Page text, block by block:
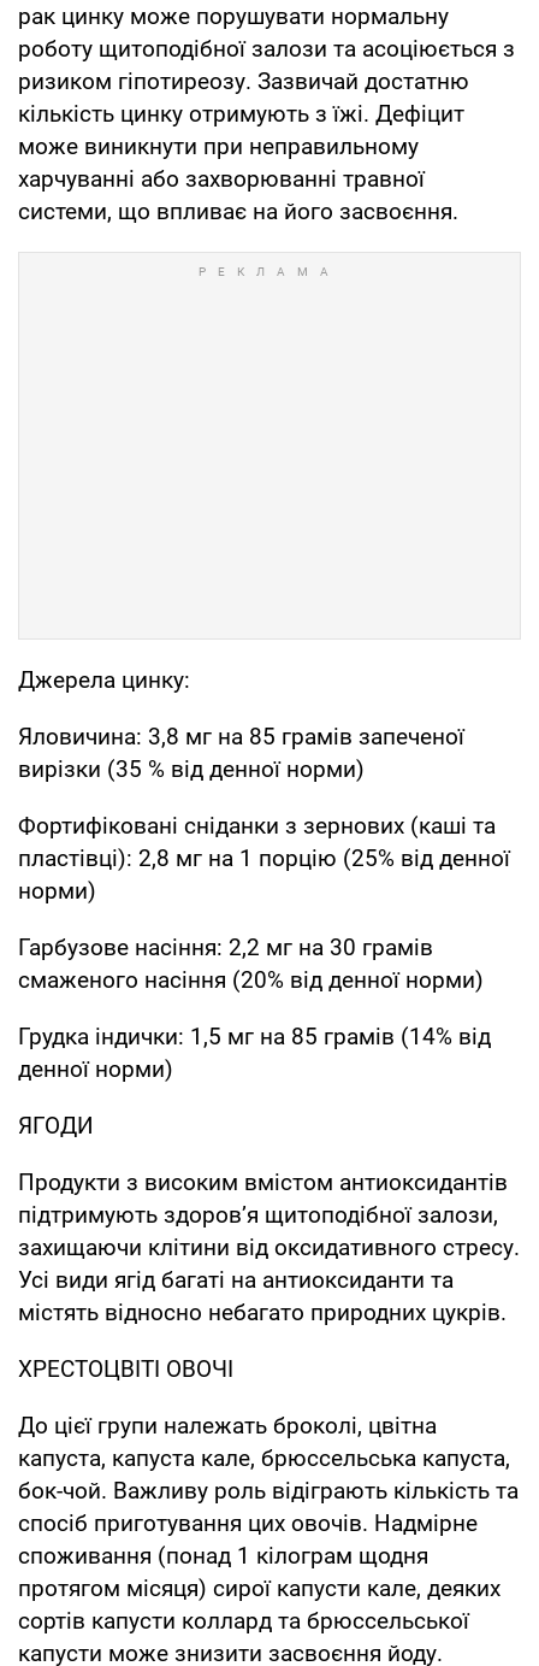
рак цинку може порушувати нормальну
роботу щитоподібної залози та асоціюється з
ризиком гіпотиреозу. Зазвичай достатню
кількість цинку отримують з їжі. Дефіцит
може виникнути при неправильному
харчуванні або захворюванні травної
системи, що впливає на його засвоєння.
Джерела цинку:
Яловичина: 3,8 мг на 85 грамів запеченої
вирізки (35 % від денної норми)
Фортифіковані сніданки з зернових (каші та
пластівці): 2,8 мг на 1 порцію (25% від денної
норми)
Гарбузове насіння: 2,2 мг на 30 грамів
смаженого насіння (20% від денної норми)
Грудка індички: 1,5 мг на 85 грамів (14% від
денної норми)
ЯГОДИ
Продукти з високим вмістом антиоксидантів
підтримують здоров’я щитоподібної залози,
захищаючи клітини від оксидативного стресу.
Усі види ягід багаті на антиоксиданти та
містять відносно небагато природних цукрів.
ХРЕСТОЦВІТІ ОВОЧІ
До цієї групи належать броколі, цвітна
капуста, капуста кале, брюссельська капуста,
бок-чой. Важливу роль відіграють кількість та
спосіб приготування цих овочів. Надмірне
споживання (понад 1 кілограм щодня
протягом місяця) сирої капусти кале, деяких
сортів капусти коллард та брюссельської
капусти може знизити засвоєння йоду.